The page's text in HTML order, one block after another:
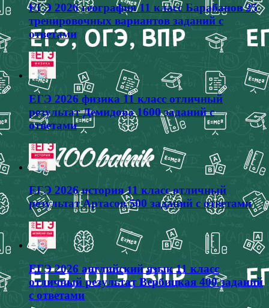
ЕГЭ 2026 география 11 класс Барабанов 25
тренировочных вариантов заданий с
ответами
ЕГЭ 2026 физика 11 класс отличный
результат Демидова 1600 заданий с
ответами
ЕГЭ 2026 история 11 класс отличный
результат Артасов 500 заданий с ответами
ЕГЭ 2026 английский язык 11 класс
отличный результат Вербицкая 400 заданий
с ответами